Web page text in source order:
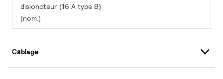
disjoncteur (16 A type B)
(nom.)
Câblage